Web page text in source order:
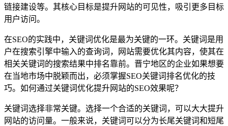
链接建设等。其核心目标是提升网站的可见性，吸引更多目标
用户访问。
在SEO的实践中，关键词优化是最为关键的一环。关键词是用
户在搜索引擎中输入的查询词，网站需要优化其内容，使其在
相关关键词的搜索结果中排名靠前。晋宁地区的企业如果想要
在当地市场中脱颖而出，必须掌握SEO关键词排名优化的技
巧。如何通过关键词优化提升网站的SEO效果呢？
关键词选择非常关键。选择一个合适的关键词，可以大大提升
网站的访问量。一般来说，关键词可以分为长尾关键词和短尾